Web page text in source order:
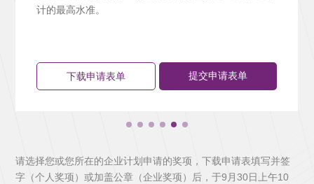
计的最高水准。
下载申请表单 提交申请表单
请选择您或您所在的企业计划申请的奖项，下载申请表填写并签
字（个人奖项）或加盖公章（企业奖项）后，于9月30日上午10